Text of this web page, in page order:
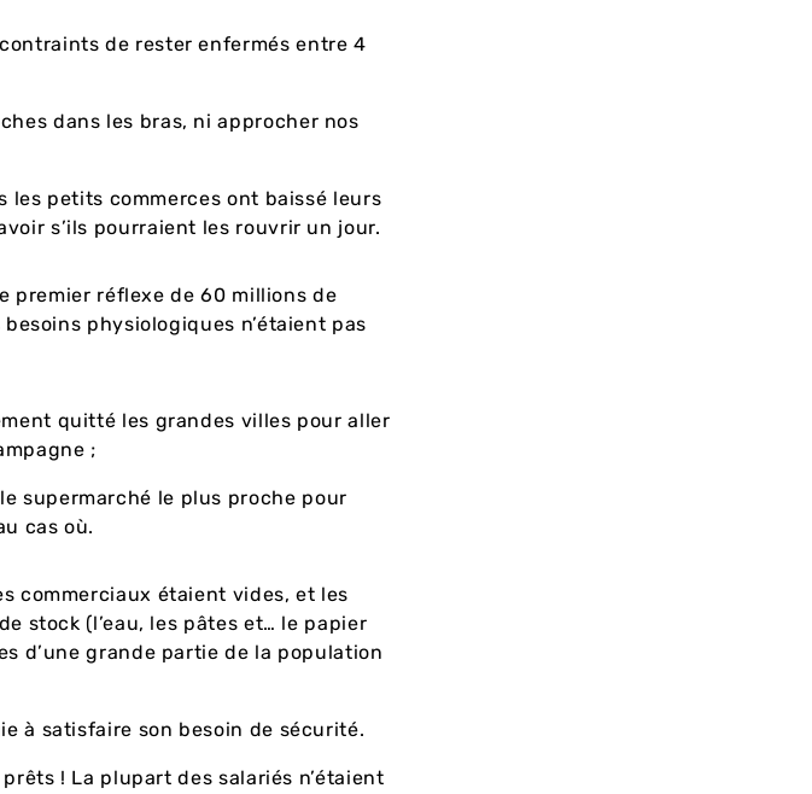
de rester enfermés entre 4
dans les bras, ni approcher nos
les petits commerces ont baissé leurs
s’ils pourraient les rouvrir un jour.
premier réflexe de 60 millions de
physiologiques n’étaient pas
quitté les grandes villes pour aller
;
supermarché le plus proche pour
cas où.
commerciaux étaient vides, et les
stock (l’eau, les pâtes et… le papier
d’une grande partie de la population
à satisfaire son besoin de sécurité.
! La plupart des salariés n’étaient